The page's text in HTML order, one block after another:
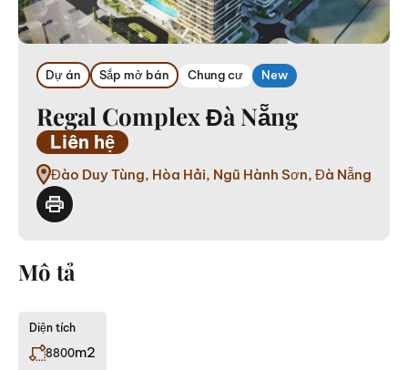
Dự án Sắp mở bán Chung cư New
Regal Complex Đà Nẵng
Liên hệ
Đào Duy Tùng, Hòa Hải, Ngũ Hành Sơn, Đà Nẵng
Mô tả
Diện tích
8800m2